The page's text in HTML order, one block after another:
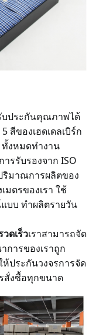
บประกันคุณภาพได้
สีของเฮดเดลเบิร์ก
ทั้งหมดทํางาน
รรับรองจาก ISO
ริมาณการผลิตของ
มตรของเรา ใช้
บบ ทําผลิตรายวัน
ดเร็วเราสามารถจัด
การของเราถูก
ห้ประกันวงจรการจัด
สั่งซื้อทุกขนาด